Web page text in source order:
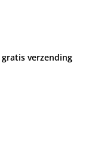
gratis verzending